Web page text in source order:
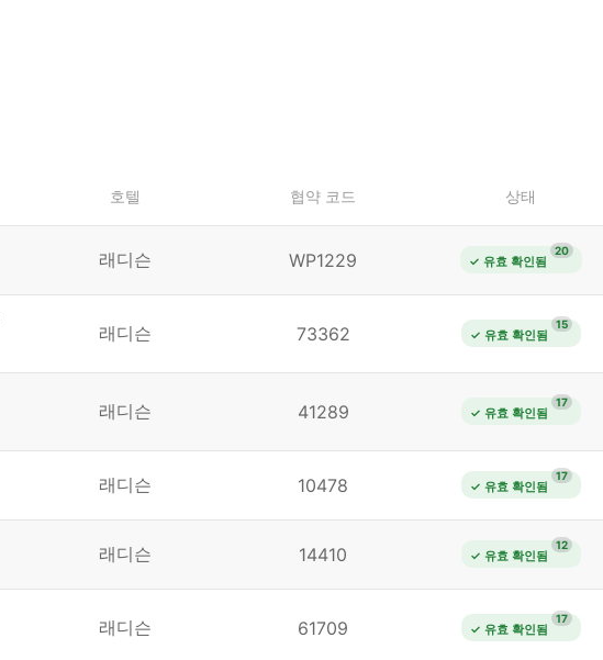
호텔 협약 코드 상태
래디슨 WP1229 ✓ 유효 확인됨
20
래디슨 73362 ✓ 유효 확인됨
15
래디슨 41289 ✓ 유효 확인됨
17
래디슨 10478 ✓ 유효 확인됨
17
래디슨 14410 ✓ 유효 확인됨
12
래디슨 61709 ✓ 유효 확인됨
17